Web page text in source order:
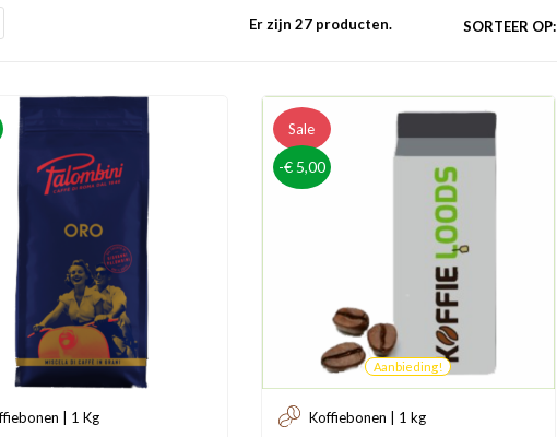
Er zijn 27 producten. SORTEER OP:
| 1 Kg
Sale
-€ 5,00
Aanbieding!
Koffiebonen | 1 kg